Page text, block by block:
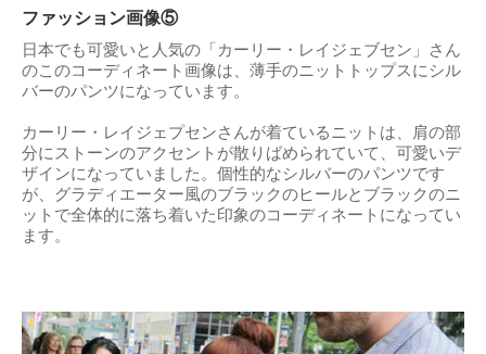
ファッション画像⑤
日本でも可愛いと人気の「カーリー・レイジェブセン」さん
のこのコーディネート画像は、薄手のニットトップスにシル
バーのパンツになっています。
カーリー・レイジェプセンさんが着ているニットは、肩の部
分にストーンのアクセントが散りばめられていて、可愛いデ
ザインになっていました。個性的なシルバーのパンツです
が、グラディエーター風のブラックのヒールとブラックのニ
ットで全体的に落ち着いた印象のコーディネートになってい
ます。